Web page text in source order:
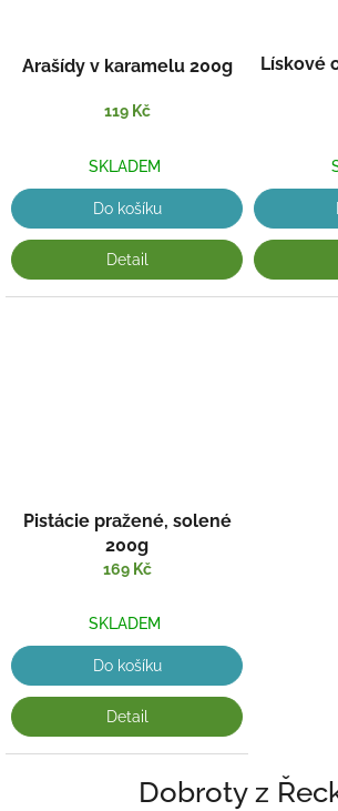
Arašídy v karamelu 200g
119 Kč
SKLADEM
Do košíku
Detail
Lískové
Pistácie pražené, solené
200g
169 Kč
SKLADEM
Do košíku
Detail
Dobroty z